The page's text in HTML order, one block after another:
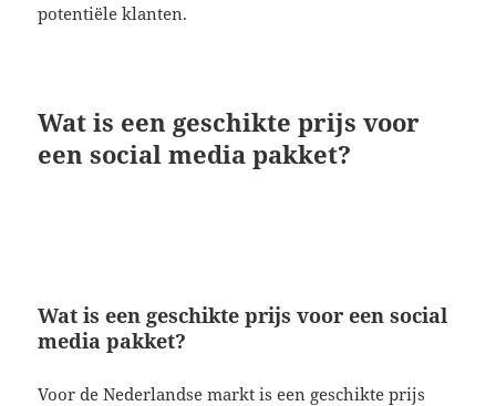
potentiële klanten.
Wat is een geschikte prijs voor
een social media pakket?
Wat is een geschikte prijs voor een social
media pakket?
Voor de Nederlandse markt is een geschikte prijs